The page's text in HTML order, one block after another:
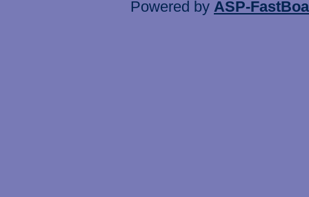
Powered by ASP-